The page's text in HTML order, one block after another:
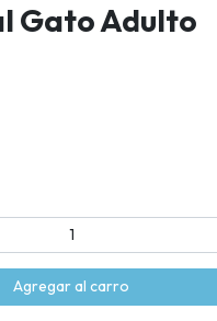
Gato Adulto
Agregar al carro